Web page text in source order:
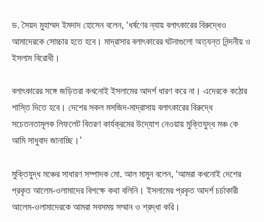
ড. সৈয়দ মুহাম্মদ ইমদাদ হোসেন বলেন, ‘ধর্ষণের ন্যায় বলাৎকারের বিরুদ্ধেও
আমাদেরকে সোচ্চার হতে হবে। মাদ্রাসার বলাৎকারের ঘটনাগুলো অত্যন্ত নিন্দনীয় ও
ইসলাম বিরোধী।
বলাৎকারের সঙ্গে জড়িতরা কখনোই ইসলামের আদর্শ ধারণ করে না। এদেরকে কঠোর
শাস্তি দিতে হবে। দেশের সকল মসজিদ-মাদ্রাসায় বলাৎকারের বিরুদ্ধে
সচেতনতামূলক লিফলেট বিতরণ কার্যক্রমের উদ্যোগ নেওয়ায় মুক্তিযুদ্ধ মঞ্চ কে
আমি সাধুবাদ জানাচ্ছি।’
মুক্তিযুদ্ধ মঞ্চের সাধারণ সম্পাদক মো. আল মামুন বলেন, ‘আমরা কখনোই দেশের
প্রকৃত আলেম-ওলামাদের বিপক্ষে কথা বলিনি। ইসলামের প্রকৃত আদর্শ চর্চাকারী
আলেম-ওলামাদেরকে আমরা সবসময় সম্মান ও শ্রদ্ধা করি।